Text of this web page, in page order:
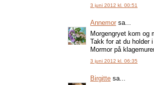
3 juni 2012 kl. 00:51
Annemor sa...
Morgengryet kom og
Takk for at du holder
Mormor på
3 juni 2012 kl. 06:35
Birgitte sa...